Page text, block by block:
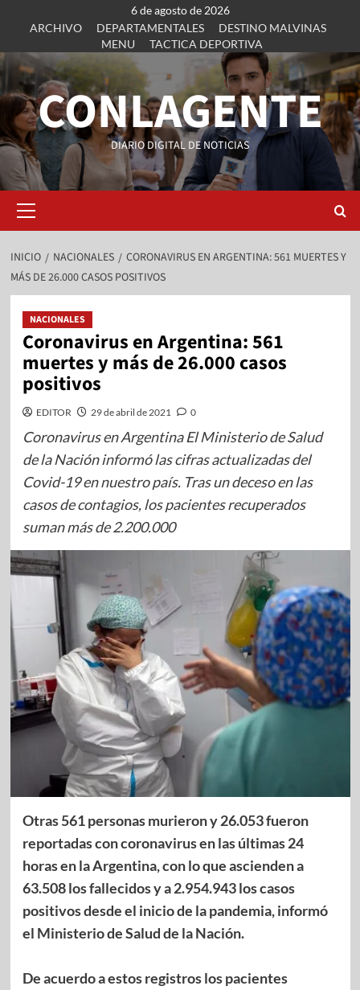
6 de agosto de 2026
ARCHIVO
DEPARTAMENTALES
DESTINO MALVINAS
MENU
TACTICA DEPORTIVA
CONLAGENTE
DIARIO DIGITAL DE NOTICIAS
INICIO NACIONALES
CORONAVIRUS EN ARGENTINA: 561 MUERTES Y
MÁS DE 26.000 CASOS POSITIVOS
NACIONALES
Coronavirus en Argentina: 561
muertes y más de 26.000 casos
positivos
EDITOR 29 de abril de 2021 0
Coronavirus en Argentina El Ministerio de Salud
de la Nación informó las cifras actualizadas del
Covid-19 en nuestro país. Tras un deceso en las
casos de contagios, los pacientes recuperados
suman más de 2.200.000
Otras 561 personas murieron y 26.053 fueron
reportadas con coronavirus en las últimas 24
horas en la Argentina, con lo que ascienden a
63.508 los fallecidos y a 2.954.943 los casos
positivos desde el inicio de la pandemia, informó
el Ministerio de Salud de la Nación.
De acuerdo a estos registros los pacientes